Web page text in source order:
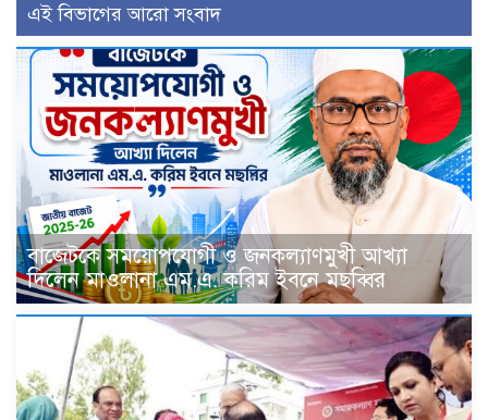
এই বিভাগের আরো সংবাদ
বাজেটকে সময়োপযোগী ও জনকল্যাণমুখী আখ্যা
দিলেন মাওলানা এম.এ. করিম ইবনে মছব্বির